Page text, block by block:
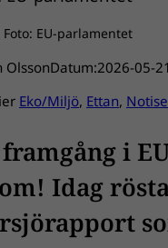
EU-parlamentet
OlssonDatum:2026-05-21
Eko/Miljö, Ettan,
i
Idag